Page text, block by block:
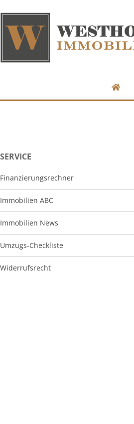
SERVICE
Finanzierungsrechner
Immobilien ABC
Immobilien News
Umzugs-Checkliste
Widerrufsrecht